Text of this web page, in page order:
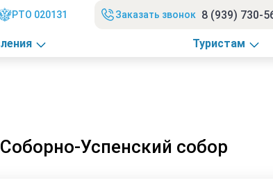
РТО 020131 Заказать звонок 8 (939) 730-
Туристам
Соборно-Успенский собор